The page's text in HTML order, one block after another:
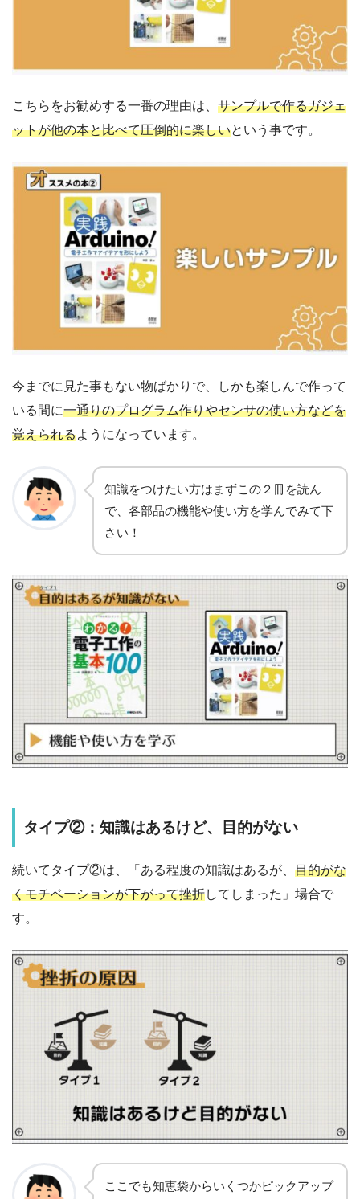
こちらをお勧めする一番の理由は、 サンプルで作るガジェ
ットが他の本と比べて圧倒的に楽しいという事です。
今までに見た事もない物ばかりで、しかも楽しんで作って
いる間に一通りのプログラム作りやセンサの使い方などを
覚えられるようになっています。
知識をつけたい方はまずこの２冊を読ん
で、 各部品の機能や使い方を学んでみて下
さい ！
タイプ②：知識はあるけど、目的がない
続いて タイプ②は、「ある程度の知識はあるが、 目的がな
くモチベーションが下がって挫折してしまった」場合で
す。
ここでも知恵袋からいくつかピックアップ